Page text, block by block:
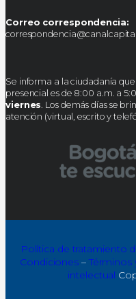
Correo correspondencia:
Se informa a la ciudadanía
presencial es de 8:00 a.m. a
viernes . Los demás días se
atención (virtual, escrito y
Política de tratamiento
Condiciones –Términos
intelectual